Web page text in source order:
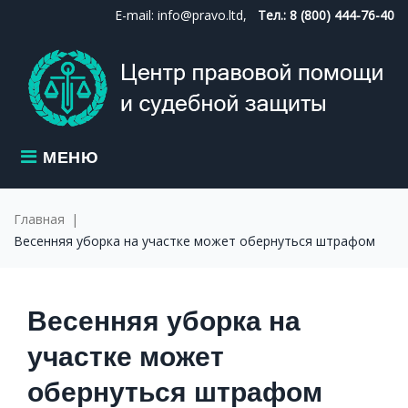
content
E-mail: info@pravo.ltd, Тел.: 8 (800) 444-76-40
МЕНЮ
Главная |
Весенняя уборка на участке может обернуться штрафом
Весенняя уборка на
участке может
обернуться штрафом